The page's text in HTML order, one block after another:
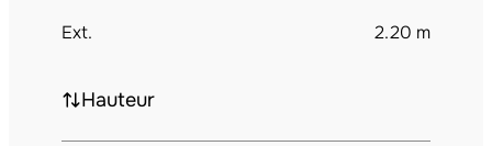
Ext. 2.20 m
Hauteur